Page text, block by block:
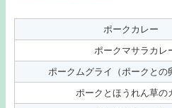
ポークカレー
ポークマサラカレ
ポークムグライ（ポークとの
ポークとほうれん草の